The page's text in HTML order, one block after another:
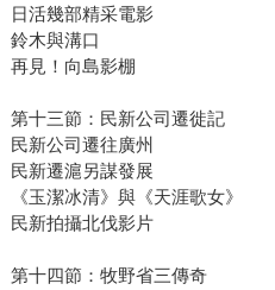
日活幾部精采電影
鈴木與溝口
再見！向島影棚
第十三節：民新公司遷徙記
民新公司遷往廣州
民新遷滬另謀發展
《玉潔冰清》與《天涯歌女》
民新拍攝北伐影片
第十四節：牧野省三傳奇